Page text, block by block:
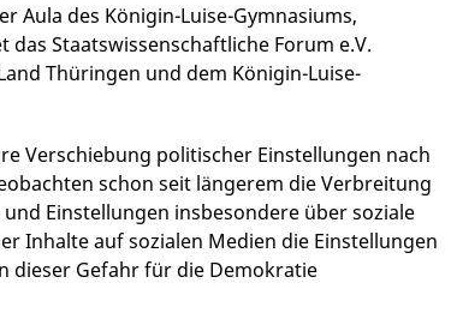
Aula des Königin-Luise-Gymnasiums,
Staatswissenschaftliche Forum e.V.
Thüringen und dem Königin-Luise-
Verschiebung politischer Einstellungen nach
schon seit längerem die Verbreitung
Einstellungen insbesondere über soziale
Inhalte auf sozialen Medien die Einstellungen
dieser Gefahr für die Demokratie